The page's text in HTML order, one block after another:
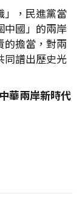
」，民進黨當
中國」的兩岸
的擔當，對兩
同譜出歷史光
華兩岸新時代